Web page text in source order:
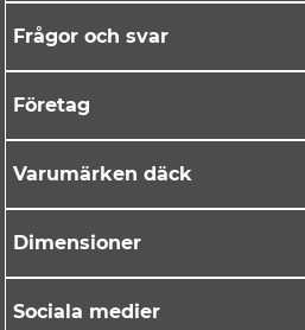
Frågor och svar
Företag
Varumärken däck
Dimensioner
Sociala medier